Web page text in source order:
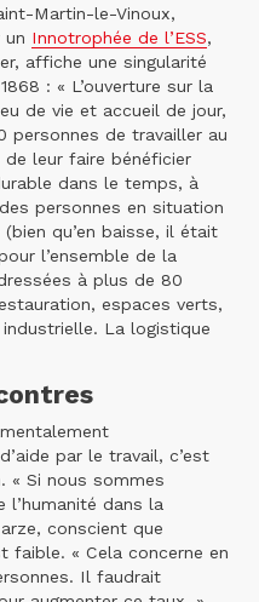
Martin-le-Vinoux,
un Innotrophée de l’ESS,
affiche une singularité
: « L’ouverture sur la
de vie et accueil de jour,
personnes de travailler au
de leur faire bénéficier
dans le temps, à
personnes en situation
qu’en baisse, il était
l’ensemble de la
à plus de 80
espaces verts,
La logistique
par le travail, c’est
« Si nous sommes
dans la
conscient que
faible. « Cela concerne en
Il faudrait